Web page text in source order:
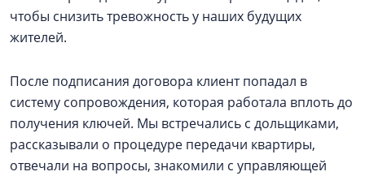
чтобы снизить тревожность у наших будущих
жителей.
После подписания договора клиент попадал в
систему сопровождения, которая работала вплоть до
получения ключей. Мы встречались с дольщиками,
рассказывали о процедуре передачи квартиры,
отвечали на вопросы, знакомили с управляющей